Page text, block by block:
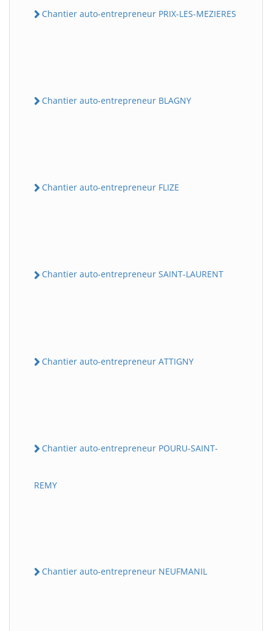
Chantier auto-entrepreneur PRIX-LES-MEZIERES
Chantier auto-entrepreneur BLAGNY
Chantier auto-entrepreneur FLIZE
Chantier auto-entrepreneur SAINT-LAURENT
Chantier auto-entrepreneur ATTIGNY
Chantier auto-entrepreneur POURU-SAINT-
REMY
Chantier auto-entrepreneur NEUFMANIL